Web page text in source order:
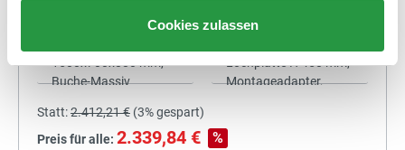
Cookies zulassen
+
Statt:2.412,21 € (3%gespart)
Preis für alle: 2.339,84 € %